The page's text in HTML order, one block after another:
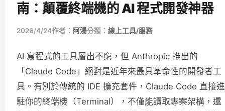
南：顛覆終端機的 AI 程式開發神器
2026/4/24作者： 阿湯分類： 線上工具/服務
AI 寫程式的工具層出不窮，但 Anthropic 推出的
「Claude Code」絕對是近年來最具革命性的開發者工
具。有別於傳統的 IDE 擴充套件，Claude Code 直接進
駐你的終端機（Terminal），不僅能讀取專案架構，還